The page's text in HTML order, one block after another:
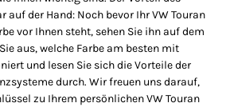
der Hand: Noch bevor Ihr VW Touran
vor Ihnen steht, sehen Sie ihn auf dem
aus, welche Farbe am besten mit
und lesen Sie sich die Vorteile der
durch. Wir freuen uns darauf,
zu Ihrem persönlichen VW Touran